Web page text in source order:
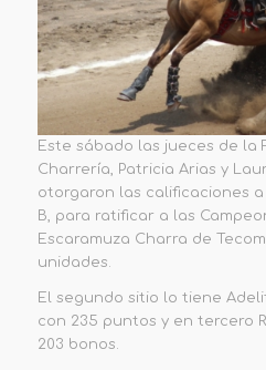
Este sábado las jueces de la
Charrería, Patricia Arias y
otorgaron las calificaciones
B, para ratificar a las
Escaramuza Charra de
unidades.
El segundo sitio lo tiene
con 235 puntos y en tercero
203 bonos.